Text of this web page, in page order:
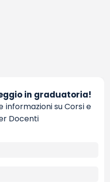
in graduatoria!
su Corsi e
Docenti